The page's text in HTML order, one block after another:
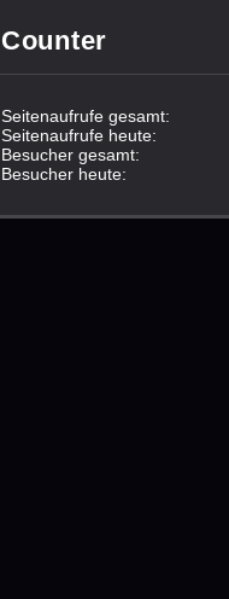
Counter
Seitenaufrufe gesamt:
Seitenaufrufe heute:
Besucher gesamt:
Besucher heute: